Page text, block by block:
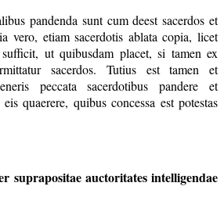
pandenda sunt cum deest sacerdos et
vero, etiam sacerdotis ablata copia, licet
ut quibusdam placet, si tamen ex
sacerdos. Tutius est tamen et
peccata sacerdotibus pandere et
quaerere, quibus concessa est potestas
suprapositae auctoritates intelligendae